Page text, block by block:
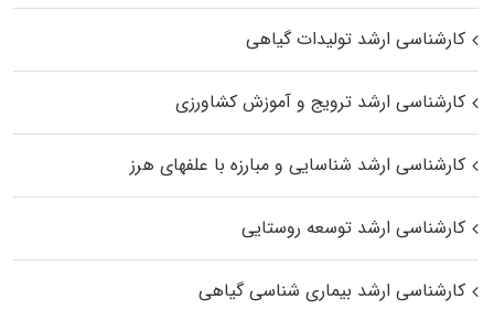
کارشناسی ارشد تولیدات گیاهی
کارشناسی ارشد ترویج و آموزش کشاورزی
کارشناسی ارشد شناسایی و مبارزه با علفهای هرز
کارشناسی ارشد توسعه روستایی
کارشناسی ارشد بیماری‌ شناسی گیاهی